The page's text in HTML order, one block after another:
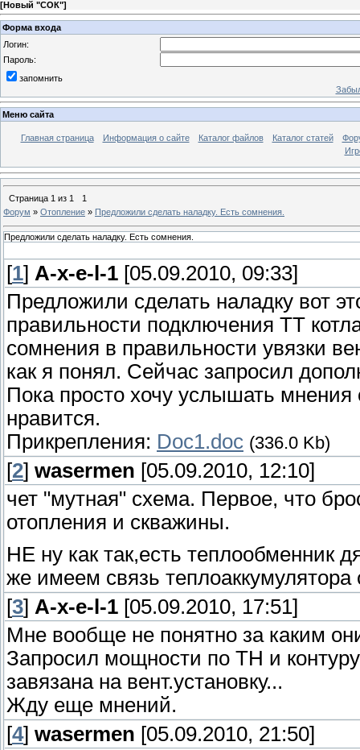
[Новый "СОК"]
Форма входа
Логин:
Пароль:
запомнить
Меню сайта
Главная страница Информация о сайте Каталог файлов Каталог статей
Страница 1 из 1
1
Форум » Отопление » Предложили сделать наладку. Есть сомнения.
Предложили сделать наладку. Есть сомнения.
[1] A-x-e-l-1 [05.09.2010, 09:33]
Предложили сделать наладку вот
правильности подключения ТТ
сомнения в правильности увязки
как я понял. Сейчас запросил
Пока просто хочу услышать
нравится.
Прикрепления: Doc1.doc (336.0 Kb)
[2] wasermen [05.09.2010, 12:10]
чет "мутная" схема. Первое, что
отопления и скважины.
НЕ ну как так,есть теплообменник
же имеем связь
[3] A-x-e-l-1 [05.09.2010, 17:51]
Мне вообще не понятно за каким
Запросил мощности по ТН и
завязана на вент.установку...
Жду еще мнений.
[4] wasermen [05.09.2010, 21:50]